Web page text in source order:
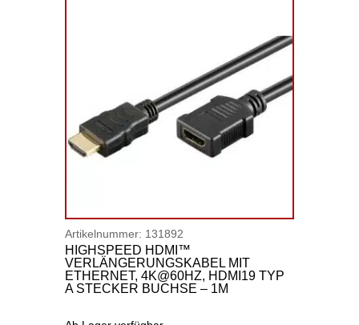
Artikelnummer: 131892
HIGHSPEED HDMI™
VERLÄNGERUNGSKABEL MIT
ETHERNET, 4K@60HZ, HDMI19 TYP
A STECKER BUCHSE – 1M